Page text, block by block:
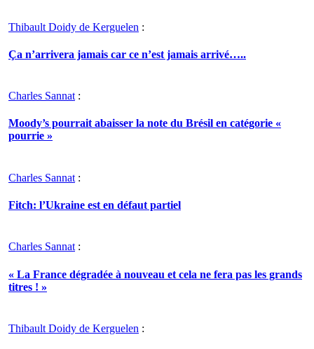
Thibault Doidy de Kerguelen :
Ça n’arrivera jamais car ce n’est jamais arrivé…..
Charles Sannat :
Moody’s pourrait abaisser la note du Brésil en catégorie «
pourrie »
Charles Sannat :
Fitch: l’Ukraine est en défaut partiel
Charles Sannat :
« La France dégradée à nouveau et cela ne fera pas les grands
titres ! »
Thibault Doidy de Kerguelen :